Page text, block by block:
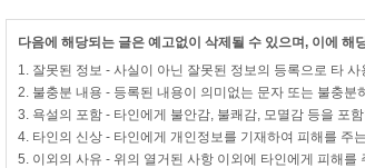
다음에 해당되는 글은 예고없이 삭제될 수 있으며, 이에 해
1. 잘못된 정보 - 사실이 아닌 잘못된 정보의 등록으로 타
2. 불충분 내용 - 등록된 내용이 의미없는 문자 또는 불충분
3. 욕설의 포함 - 타인에게 불안감, 불쾌감, 모멸감 등을 포
4. 타인의 신상 - 타인에게 개인정보를 기재하여 피해를 주
5. 이외의 사유 - 위의 열거된 사항 이외에 타인에게 피해를